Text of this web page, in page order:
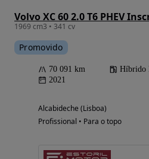
Volvo XC 60 2.0 T6 PHEV
1969 cm3 • 341 cv
Promovido
70 091 km Híbrido
2021
Alcabideche (Lisboa)
Profissional • Para o topo